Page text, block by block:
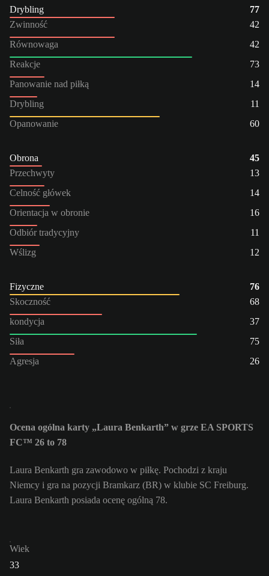
Drybling
77
Zwinność
42
Równowaga
42
Reakcje
73
Panowanie nad piłką
14
Drybling
11
Opanowanie
60
Obrona
45
Przechwyty
13
Celność główek
14
Orientacja w obronie
16
Odbiór tradycyjny
11
Wślizg
12
Fizyczne
76
Skoczność
68
kondycja
37
Siła
75
Agresja
26
Ocena ogólna karty „Laura Benkarth” w grze EA SPORTS
FC™ 26 to 78
Laura Benkarth gra zawodowo w piłkę. Pochodzi z kraju
Niemcy i gra na pozycji Bramkarz (BR) w klubie SC Freiburg.
Laura Benkarth posiada ocenę ogólną 78.
Wiek
33